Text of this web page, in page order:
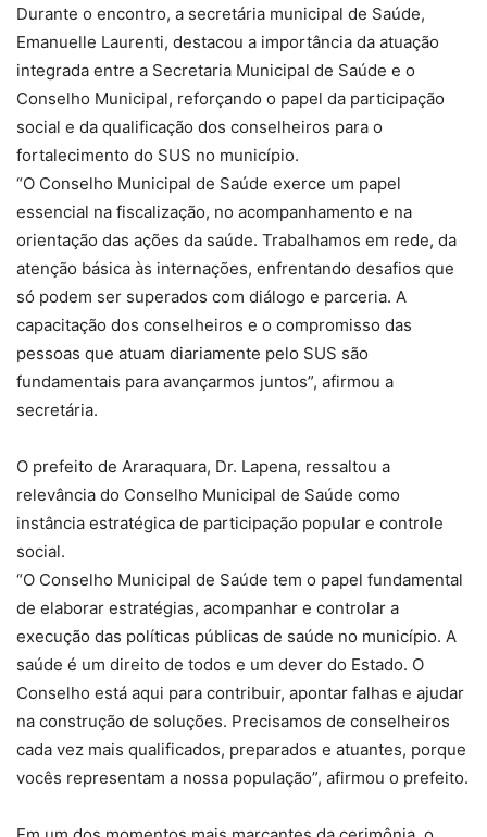
Durante o encontro, a secretária municipal de Saúde,
Emanuelle Laurenti, destacou a importância da atuação
integrada entre a Secretaria Municipal de Saúde e o
Conselho Municipal, reforçando o papel da participação
social e da qualificação dos conselheiros para o
fortalecimento do SUS no município.
“O Conselho Municipal de Saúde exerce um papel
essencial na fiscalização, no acompanhamento e na
orientação das ações da saúde. Trabalhamos em rede, da
atenção básica às internações, enfrentando desafios que
só podem ser superados com diálogo e parceria. A
capacitação dos conselheiros e o compromisso das
pessoas que atuam diariamente pelo SUS são
fundamentais para avançarmos juntos”, afirmou a
secretária.
O prefeito de Araraquara, Dr. Lapena, ressaltou a
relevância do Conselho Municipal de Saúde como
instância estratégica de participação popular e controle
social.
“O Conselho Municipal de Saúde tem o papel fundamental
de elaborar estratégias, acompanhar e controlar a
execução das políticas públicas de saúde no município. A
saúde é um direito de todos e um dever do Estado. O
Conselho está aqui para contribuir, apontar falhas e ajudar
na construção de soluções. Precisamos de conselheiros
cada vez mais qualificados, preparados e atuantes, porque
vocês representam a nossa população”, afirmou o prefeito.